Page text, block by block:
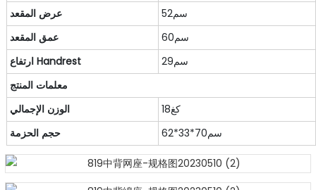
عرض المقعد
سم52
عمق المقعد
سم60
ارتفاع Handrest
سم29
معلمات المنتج
الوزن الإجمالي
كغ18
حجم الحزمة
سم70*33*62